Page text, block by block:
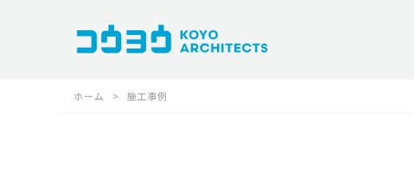
ホーム 施工事例